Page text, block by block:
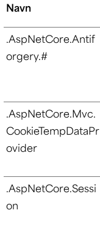
Navn
.AspNetCore.Antif
orgery.#
.AspNetCore.Mvc.
CookieTempDataPr
ovider
.AspNetCore.Sessi
on